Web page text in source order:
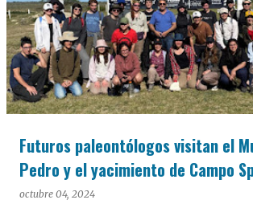
Futuros paleontólogos visitan el
Pedro y el yacimiento de Campo
octubre 04, 2024